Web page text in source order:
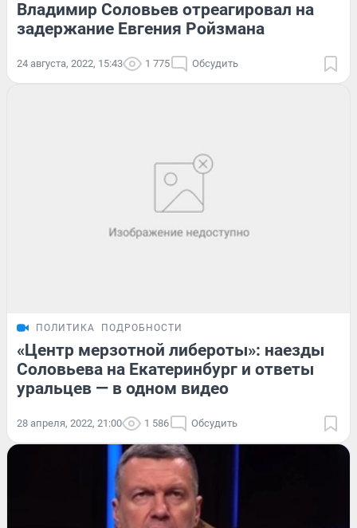
Владимир Соловьев отреагировал на
задержание Евгения Ройзмана
24 августа, 2022, 15:43 1 775 Обсудить
ПОЛИТИКА ПОДРОБНОСТИ
«Центр мерзотной либероты»: наезды
Соловьева на Екатеринбург и ответы
уральцев — в одном видео
28 апреля, 2022, 21:00 1 586 Обсудить